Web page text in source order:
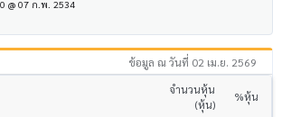
@ 07 ก.พ. 2534
ข้อมูล ณ วันที่ 02 เม.ย. 2569
จำนวนหุ้น
(หุ้น)
%หุ้น